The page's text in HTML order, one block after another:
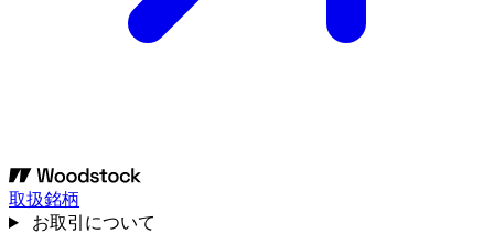
取扱銘柄
お取引について